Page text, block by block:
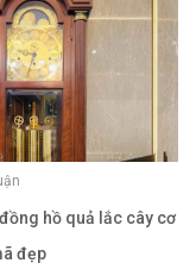
hồ quả lắc cây cơ
đẹp